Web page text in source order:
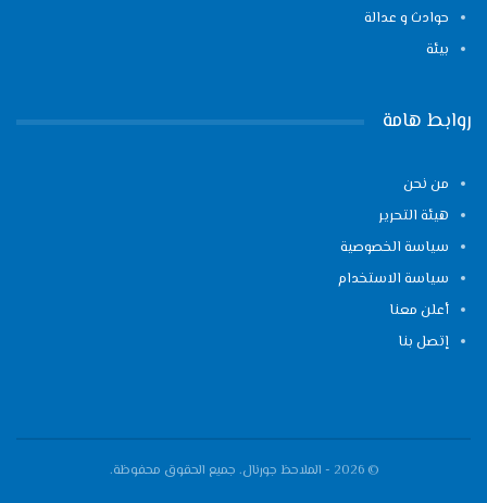
حوادث و عدالة
بيئة
روابط هامة
من نحن
هيئة التحرير
سياسة الخصوصية
سياسة الاستخدام
أعلن معنا
إتصل بنا
© 2026 - الملاحظ جورنال. جميع الحقوق محفوظة.